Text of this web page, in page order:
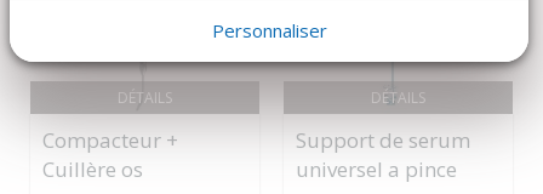
DÉTAILS
Compacteur +
Cuillère os
DÉTAILS
Support de serum
universel a pince
Personnaliser